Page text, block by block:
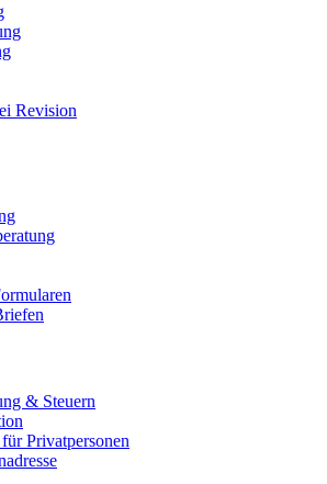
Revision
& Steuern
Privatpersonen